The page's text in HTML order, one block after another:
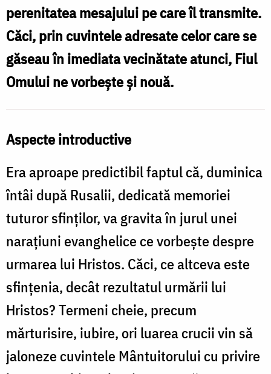
Pr.
Ștefan
Cojocariu
perenitatea mesajului pe care îl transmite.
Căci, prin cuvintele adresate celor care se
găseau în imediata vecinătate atunci, Fiul
Omului ne vorbește și nouă.
Aspecte introductive
Era aproape predictibil faptul că, duminica
întâi după Rusalii, dedicată memoriei
tuturor sfinților, va gravita în jurul unei
narațiuni evanghelice ce vorbește despre
urmarea lui Hristos. Căci, ce altceva este
sfințenia, decât rezultatul urmării lui
Hristos? Termeni cheie, precum
mărturisire, iubire, ori luarea crucii vin să
jaloneze cuvintele Mântuitorului cu privire